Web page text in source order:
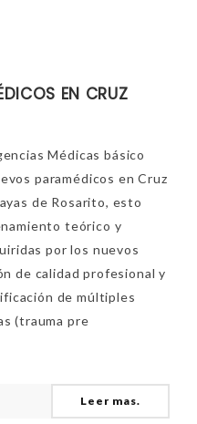
EN CRUZ
Médicas básico
paramédicos en Cruz
de Rosarito, esto
teórico y
por los nuevos
de calidad profesional y
de múltiples
(trauma pre
Leer mas.